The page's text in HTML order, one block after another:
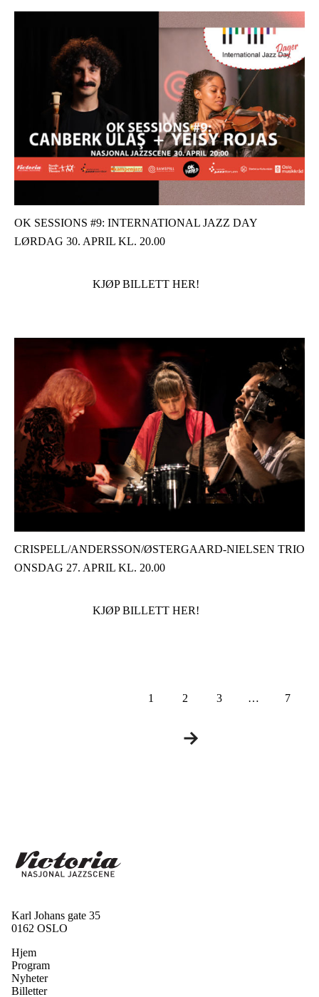
OK SESSIONS #9: INTERNATIONAL JAZZ DAY
LØRDAG 30. APRIL KL. 20.00
KJØP BILLETT HER!
CRISPELL/ANDERSSON/ØSTERGAARD-NIELSEN TRIO
ONSDAG 27. APRIL KL. 20.00
KJØP BILLETT HER!
1 2 3 … 7
Karl Johans gate 35
0162 OSLO
Hjem
Program
Nyheter
Billetter